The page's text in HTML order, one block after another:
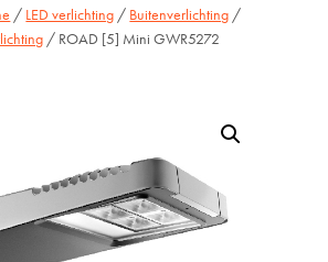
/ LED verlichting / Buitenverlichting /
/ ROAD [5] Mini GWR5272